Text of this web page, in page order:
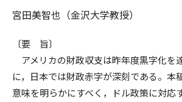
宮田美智也（金沢大学教授）
〔要 旨〕
アメリカの財政収支は昨年度黒字化を
に，日本では財政赤字が深刻である。本
意味を明らかにすべく，ドル政策に対応